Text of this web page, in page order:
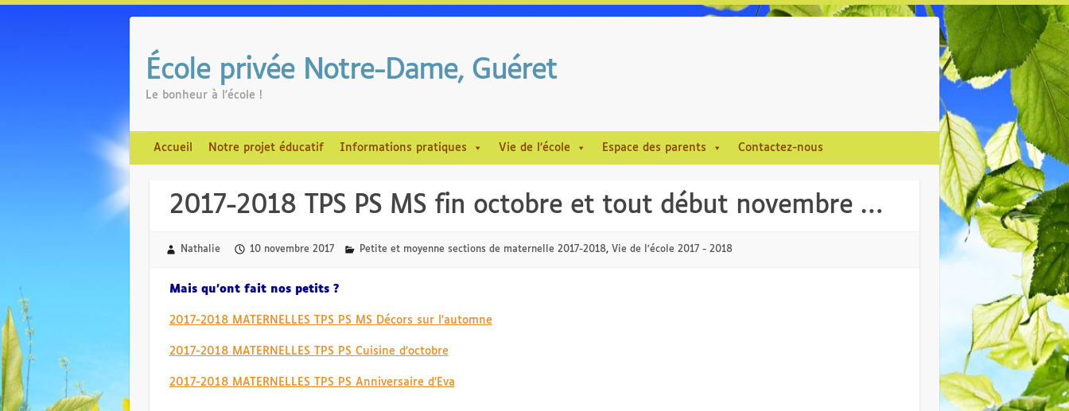
École privée Notre-Dame, Guéret
Le bonheur à l'école !
Accueil Notre projet éducatif Informations pratiques Vie de l’école Espace des parents Contactez-nous
2017-2018 TPS PS MS fin octobre et tout début novembre …
Nathalie 10 novembre 2017 Petite et moyenne sections de maternelle 2017-2018, Vie de l'école 2017 - 2018
Mais qu’ont fait nos petits ?
2017-2018 MATERNELLES TPS PS MS Décors sur l’automne
2017-2018 MATERNELLES TPS PS Cuisine d’octobre
2017-2018 MATERNELLES TPS PS Anniversaire d’Eva